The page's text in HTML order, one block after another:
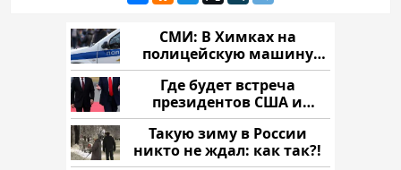
СМИ: В Химках на
полицейскую машину
напали и подожгли.
Где будет встреча
президентов США и
России: Европа?
Такую зиму в России
никто не ждал: как так?!